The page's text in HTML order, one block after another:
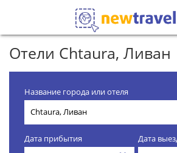
Отели Chtaura, Ливан
Название города или отеля
Дата прибытия Дата